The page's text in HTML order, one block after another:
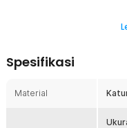
Celana panjang dengan
seperti hiking, berkemah,
Dirancang agar dapat
agar tidak mudah basah
Spesifikasi
Material